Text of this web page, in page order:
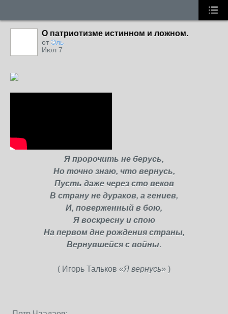
О патриотизме истинном и ложном.
от Эль
Июл 7
Я пророчить не берусь,
Но точно знаю, что вернусь,
Пусть даже через сто веков
В страну не дураков, а гениев,
И, поверженный в бою,
Я воскресну и спою
На первом дне рождения страны,
Вернувшейся с войны.
( Игорь Тальков «Я вернусь» )